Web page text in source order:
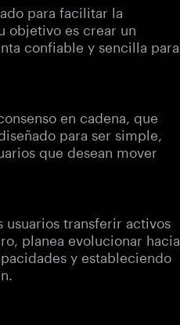
para facilitar la
objetivo es crear un
confiable y sencilla para
en cadena, que
para ser simple,
que desean mover
transferir activos
planea evolucionar hacia
y estableciendo